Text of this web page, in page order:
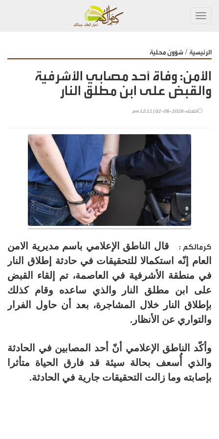
الرئيسية / شؤون محلية
الأمن: وفاة أحد مصابي الأشرفية
والقبض على ابن مطلق النار
الثلاثاء-2026-06-02 | 12:11 pm
كرمالكم :
قال الناطق الإعلامي باسم مديرية الامن
العام إنّه استكمالا للتحقيقات في حادثة إطلاق النار
في منطقة الأشرفية في العاصمة، تم إلقاء القبض
على ابن مطلق النار والذي ساعده وقام كذلك
بإطلاق النار خلال المشاجرة، بعد أن حاول الفرار
والتواري عن الأنظار.
وأكّد الناطق الإعلامي أنّ أحد المصابين في الحادثة
والذي أُسعف بحالة سيئة قد فارق الحياة متأثرا
بإصابته وما زالت التحقيقات جارية في الحادثة.